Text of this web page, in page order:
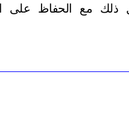
كل ذلك مع الحفاظ